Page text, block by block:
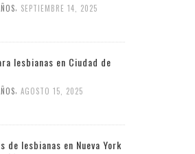
SEPTIEMBRE 14, 2025
lesbianas en Ciudad de
AGOSTO 15, 2025
de lesbianas en Nueva York